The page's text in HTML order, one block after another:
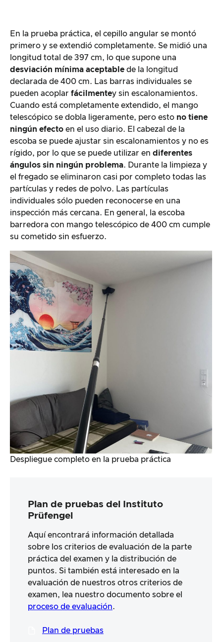
En la prueba práctica, el cepillo angular se montó
primero y se extendió completamente. Se midió una
longitud total de 397 cm, lo que supone una
desviación mínima aceptable de la longitud
declarada de 400 cm. Las barras individuales se
pueden acoplar fácilmentey sin escalonamientos.
Cuando está completamente extendido, el mango
telescópico se dobla ligeramente, pero esto no tiene
ningún efecto en el uso diario. El cabezal de la
escoba se puede ajustar sin escalonamientos y no es
rígido, por lo que se puede utilizar en diferentes
ángulos sin ningún problema. Durante la limpieza y
el fregado se eliminaron casi por completo todas las
partículas y redes de polvo. Las partículas
individuales sólo pueden reconocerse en una
inspección más cercana. En general, la escoba
barredora con mango telescópico de 400 cm cumple
su cometido sin esfuerzo.
Despliegue completo en la prueba práctica
Plan de pruebas del Instituto
Prüfengel
Aquí encontrará información detallada
sobre los criterios de evaluación de la parte
práctica del examen y la distribución de
puntos. Si también está interesado en la
evaluación de nuestros otros criterios de
examen, lea nuestro documento sobre el
proceso de evaluación.
Plan de pruebas